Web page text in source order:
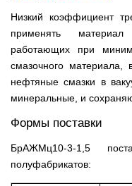
Низкий коэффициент
применять
работающих при
смазочного
нефтяные смазки в
минеральные, и
Формы поставки
БрАЖМц10-3-1,5
полуфабрикатов: